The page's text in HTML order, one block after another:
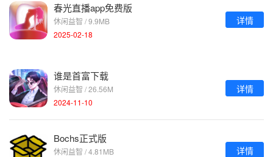
春光直播app免费版
休闲益智 / 9.9MB
2025-02-18
详情
谁是首富下载
休闲益智 / 26.56M
2024-11-10
详情
Bochs正式版
休闲益智 / 4.81MB
详情